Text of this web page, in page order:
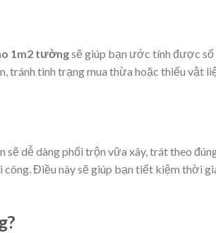
1m2 tườngsẽ giúp bạn ước tính được
tránh tình trạng mua thừa hoặc thiếu vật
dễ dàng phối trộn vữa xây, trát theo
Điều này sẽ giúp bạn tiết kiệm thời